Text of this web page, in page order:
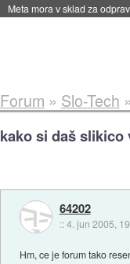
ByteDance trenira največji
Forum » Slo-Tech »
kako si daš slikico
64202
::4. jun 2005,
Hm, ce je forum tako